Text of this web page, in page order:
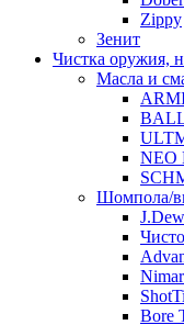
Zippy
Зенит
Чистка оружия,
Масла и
NEO
Шомпола/
Bore